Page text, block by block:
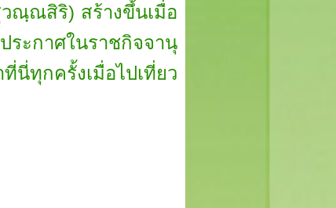
วณฺณสิริ) สร้างขึ้นเมื่อ
ะกาศในราชกิจจานุ
กครั้งเมื่อไปเที่ยว